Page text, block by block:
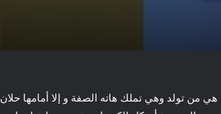
من تولد وهي تملك هاته الصفة و إلا أمامها حلان